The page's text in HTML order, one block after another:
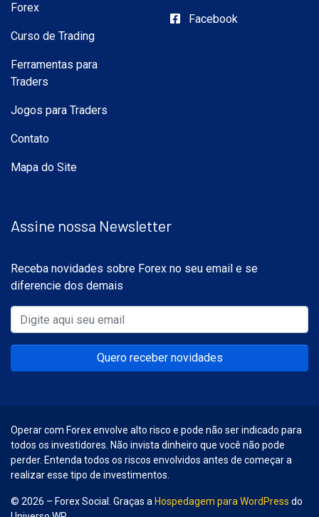
Forex
Curso de Trading
Ferramentas para
Traders
Jogos para Traders
Contato
Mapa do Site
Facebook
Assine nossa Newsletter
Receba novidades sobre Forex no seu email e se
diferencie dos demais
Quero receber novidades
Operar com Forex envolve alto risco e pode não ser indicado para
todos os investidores. Não invista dinheiro que você não pode
perder. Entenda todos os riscos envolvidos antes de começar a
realizar esse tipo de investimentos.
© 2026 – Forex Social. Graças a Hospedagem para WordPress do